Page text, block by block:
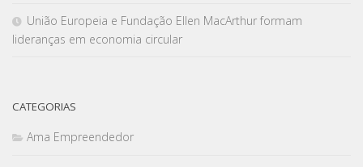
União Europeia e Fundação Ellen MacArthur formam
lideranças em economia circular
CATEGORIAS
Ama Empreendedor